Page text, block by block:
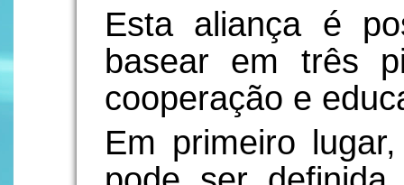
Esta aliança é
basear em três
cooperação e
Em primeiro